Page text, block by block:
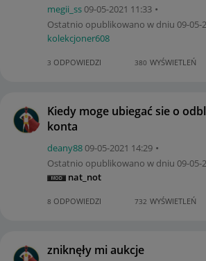
megii_ss‎09-05-2021 11:33
Ostatnio opublikowano w dniu ‎09-05-
kolekcjoner608
3 ODPOWIEDZI 380 WYŚWIETLEŃ
Kiedy moge ubiegać sie o
konta
deany88‎09-05-2021 14:29
Ostatnio opublikowano w dniu ‎09-05-
nat_not
8 ODPOWIEDZI 732 WYŚWIETLEŃ
zniknęły mi aukcje